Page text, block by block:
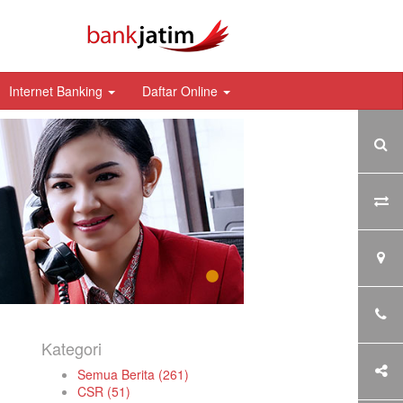
Internet Banking Daftar Online
Kategori
Semua Berita (261)
CSR (51)